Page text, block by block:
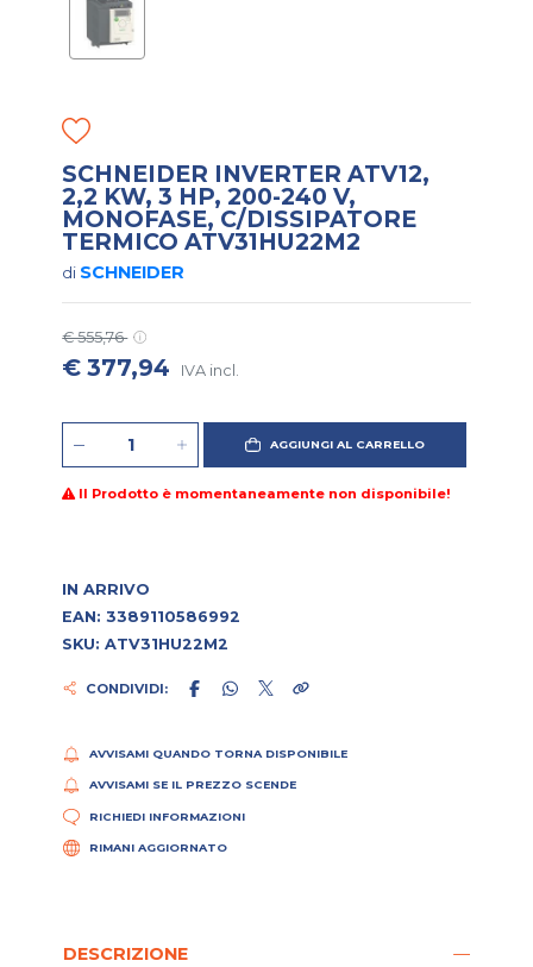
SCHNEIDER INVERTER ATV12,
2,2 KW, 3 HP, 200-240 V,
MONOFASE, C/DISSIPATORE
TERMICO ATV31HU22M2
di SCHNEIDER
€ 555,76
€ 377,94 IVA incl.
AGGIUNGI AL CARRELLO
Il Prodotto è momentaneamente non disponibile!
IN ARRIVO
EAN: 3389110586992
SKU: ATV31HU22M2
CONDIVIDI:
AVVISAMI QUANDO TORNA DISPONIBILE
AVVISAMI SE IL PREZZO SCENDE
RICHIEDI INFORMAZIONI
RIMANI AGGIORNATO
DESCRIZIONE